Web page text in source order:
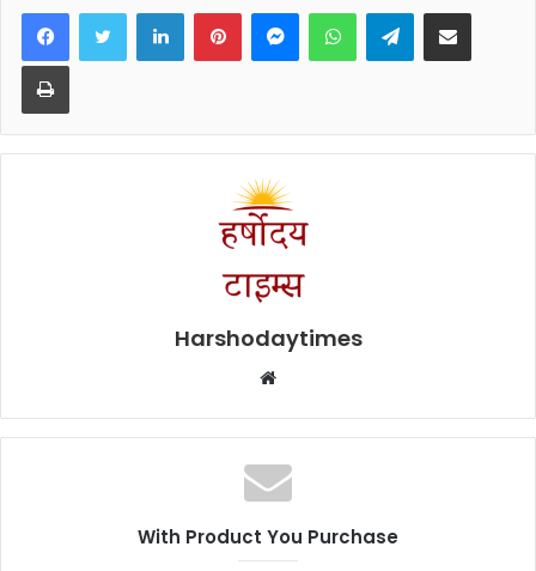
FacebookTwitter LinkedInPinterestMessengerWhatsAppTelegramShare via Email
Print
Harshodaytimes
Website
With Product You Purchase